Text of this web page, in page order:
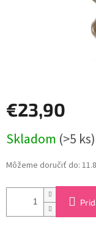
€23,90
cena:
Skladom (>5 ks)
Môžeme doručiť do: